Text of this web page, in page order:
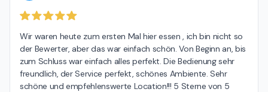
Wir waren heute zum ersten Mal hier essen , ich bin nicht so
der Bewerter, aber das war einfach schön. Von Beginn an, bis
zum Schluss war einfach alles perfekt. Die Bedienung sehr
freundlich, der Service perfekt, schönes Ambiente. Sehr
schöne und empfehlenswerte Location!!! 5 Sterne von 5